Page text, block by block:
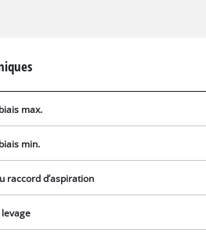
This
max.
min.
raccord d’aspiration